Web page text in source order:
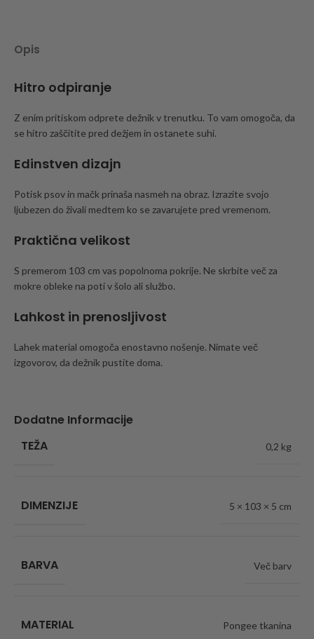
Opis
Hitro odpiranje
Z enim pritiskom odprete dežnik v trenutku. To vam omogoča, da
se hitro zaščitite pred dežjem in ostanete suhi.
Edinstven dizajn
Potisk psov in mačk prinaša nasmeh na obraz. Izrazite svojo
ljubezen do živali medtem ko se zavarujete pred vremenom.
Praktična velikost
S premerom 103 cm vas popolnoma pokrije. Ne skrbite več za
mokre obleke na poti v šolo ali službo.
Lahkost in prenosljivost
Lahek material omogoča enostavno nošenje. Nimate več
izgovorov, da dežnik pustite doma.
Dodatne Informacije
TEŽA
0,2 kg
DIMENZIJE 5 × 103 × 5 cm
BARVA Več barv
MATERIAL Pongee tkanina